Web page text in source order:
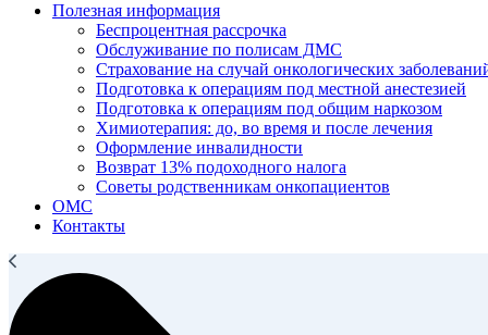
Полезная информация
Беспроцентная рассрочка
Обслуживание по полисам ДМС
Страхование на случай онкологических
Подготовка к операциям под местной анестезией
Подготовка к операциям под общим наркозом
Химиотерапия: до, во время и после лечения
Оформление инвалидности
Возврат 13% подоходного налога
Советы родственникам онкопациентов
ОМС
Контакты